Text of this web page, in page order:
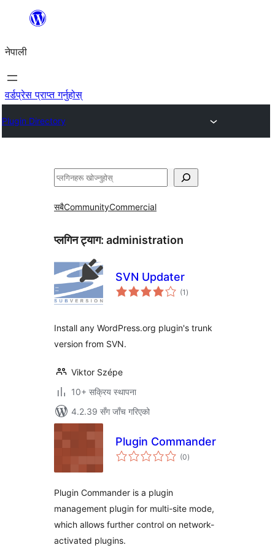
सामग्रीमा
नेपाली
वर्डप्रेस प्राप्त गर्नुहोस्
Plugin Directory
खोज्नुहोस्
सबैCommunityCommercial
प्लगिन ट्याग: administration
SVN Updater
(1 कुल
रेटिङ्गहरू
)
Install any WordPress.org plugin's trunk
version from SVN.
Viktor Szépe
10+ सक्रिय स्थापना
4.2.39 सँग जाँच गरिएको
Plugin Commander
(0कुल
रेटिङ्गहरू
)
Plugin Commander is a plugin
management plugin for multi-site mode,
which allows further control on network-
activated plugins.